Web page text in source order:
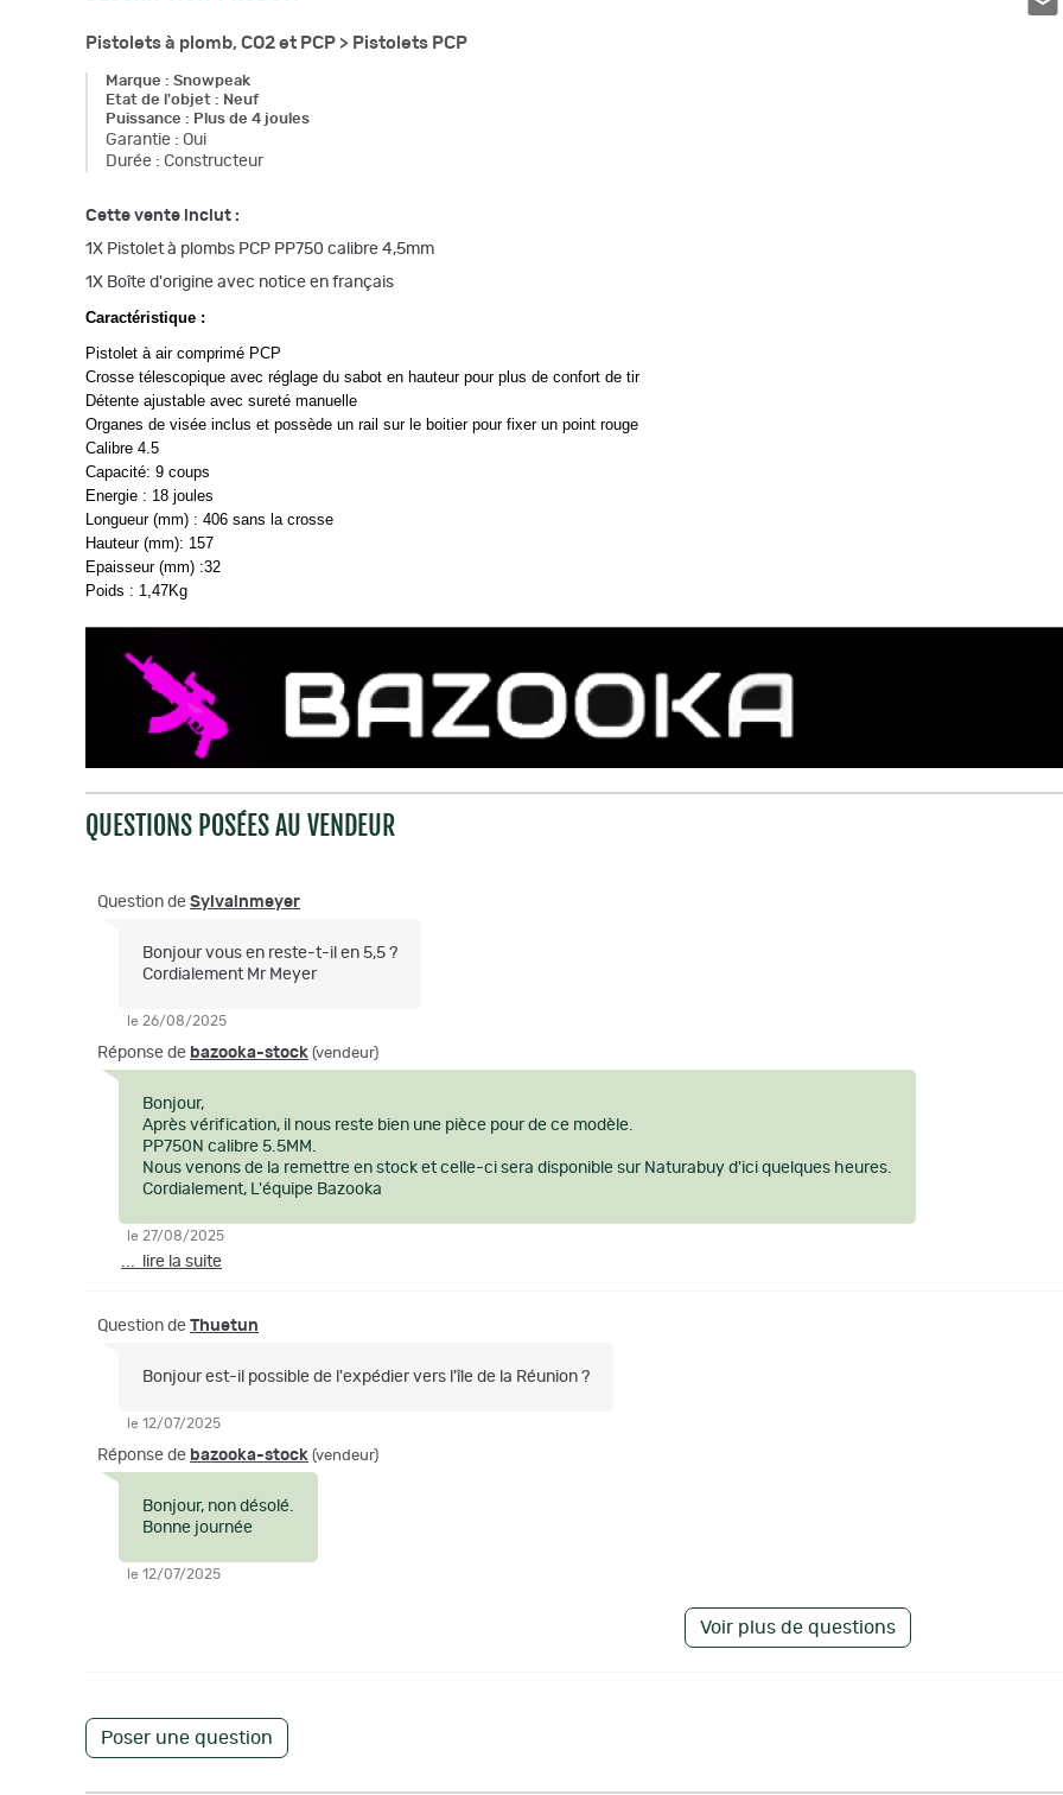
Pistolets à plomb, CO2 et PCP > Pistolets PCP
Marque : Snowpeak
Etat de l'objet : Neuf
Puissance : Plus de 4 joules
Garantie : Oui
Durée : Constructeur
Cette vente inclut :
1X Pistolet à plombs PCP PP750 calibre 4,5mm
1X Boîte d'origine avec notice en français
Caractéristique :
Pistolet à air comprimé PCP
Crosse télescopique avec réglage du sabot en hauteur pour plus de confort de tir
Détente ajustable avec sureté manuelle
Organes de visée inclus et possède un rail sur le boitier pour fixer un point rouge
Calibre 4.5
Capacité: 9 coups
Energie : 18 joules
Longueur (mm) : 406 sans la crosse
Hauteur (mm): 157
Epaisseur (mm) :32
Poids : 1,47Kg
QUESTIONS POSÉES AU VENDEUR
Question de Sylvainmeyer
Bonjour vous en reste-t-il en 5,5 ?
Cordialement Mr Meyer
le 26/08/2025
Réponse de bazooka-stock (vendeur)
Bonjour,
Après vérification, il nous reste bien une pièce pour de ce modèle.
PP750N calibre 5.5MM.
Nous venons de la remettre en stock et celle-ci sera disponible sur Naturabuy d'ici quelques heures.
Cordialement, L'équipe Bazooka
le 27/08/2025
... lire la suite
Question de Thuetun
Bonjour est-il possible de l'expédier vers l'île de la Réunion ?
le 12/07/2025
Réponse de bazooka-stock (vendeur)
Bonjour, non désolé.
Bonne journée
le 12/07/2025
Voir plus de questions
Poser une question